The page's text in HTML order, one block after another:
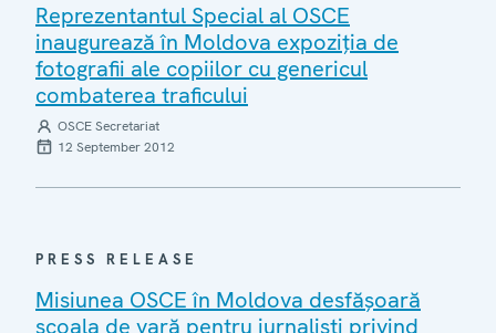
Reprezentantul Special al OSCE
inaugurează în Moldova expoziţia de
fotografii ale copiilor cu genericul
combaterea traficului
OSCE Secretariat
12 September 2012
PRESS RELEASE
Misiunea OSCE în Moldova desfăşoară
şcoala de vară pentru jurnalişti privind